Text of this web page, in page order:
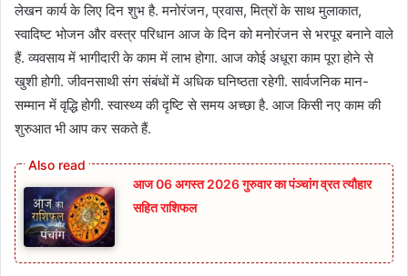
लेखन कार्य के लिए दिन शुभ है. मनोरंजन, प्रवास, मित्रों के साथ मुलाकात,
स्वादिष्ट भोजन और वस्त्र परिधान आज के दिन को मनोरंजन से भरपूर बनाने वाले
हैं. व्यवसाय में भागीदारी के काम में लाभ होगा. आज कोई अधूरा काम पूरा होने से
खुशी होगी. जीवनसाथी संग संबंधों में अधिक घनिष्ठता रहेगी. सार्वजनिक मान-
सम्मान में वृद्धि होगी. स्वास्थ्य की दृष्टि से समय अच्छा है. आज किसी नए काम की
शुरुआत भी आप कर सकते हैं.
आज 06 अगस्त 2026 गुरुवार का पंञ्चांग व्रत त्यौहार
सहित राशिफल